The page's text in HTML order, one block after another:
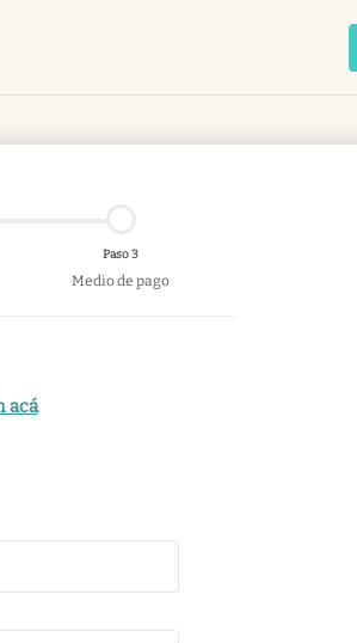
Paso 3
Medio de pago
acá